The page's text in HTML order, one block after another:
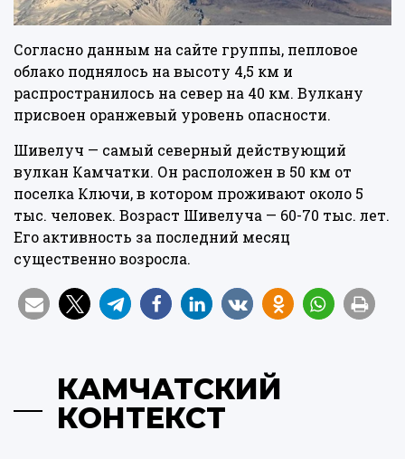
Согласно данным на сайте группы, пепловое
облако поднялось на высоту 4,5 км и
распространилось на север на 40 км. Вулкану
присвоен оранжевый уровень опасности.
Шивелуч — самый северный действующий
вулкан Камчатки. Он расположен в 50 км от
поселка Ключи, в котором проживают около 5
тыс. человек. Возраст Шивелуча — 60-70 тыс. лет.
Его активность за последний месяц
существенно возросла.
КАМЧАТСКИЙ
КОНТЕКСТ